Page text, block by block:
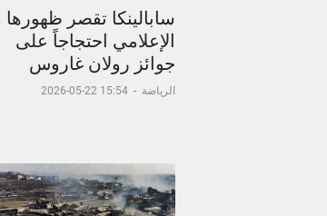
سابالينكا تقصر ظهورها
الإعلامي احتجاجاً على
جوائز رولان غاروس
الرياضة -
15:54 22-05-2026